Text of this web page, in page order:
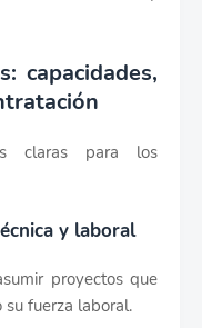
capacidades,
claras para los
y laboral
proyectos que
fuerza laboral.